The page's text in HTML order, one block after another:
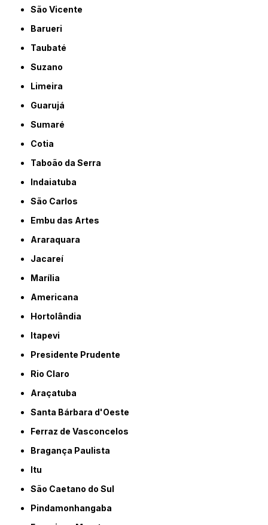
São Vicente
Barueri
Taubaté
Suzano
Limeira
Guarujá
Sumaré
Cotia
Taboão da Serra
Indaiatuba
São Carlos
Embu das Artes
Araraquara
Jacareí
Marília
Americana
Hortolândia
Itapevi
Presidente Prudente
Rio Claro
Araçatuba
Santa Bárbara d'Oeste
Ferraz de Vasconcelos
Bragança Paulista
Itu
São Caetano do Sul
Pindamonhangaba